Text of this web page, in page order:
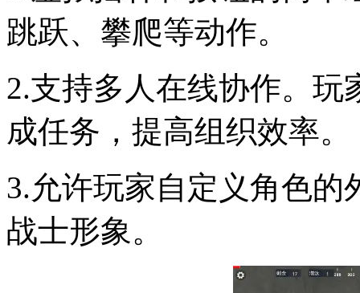
跳跃、攀爬等动作。
2.支持多人在线协作。
成任务，提高组织效率。
3.允许玩家自定义角色
战士形象。